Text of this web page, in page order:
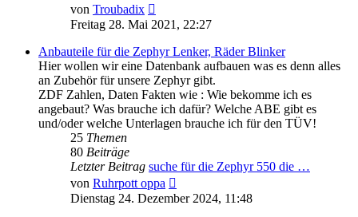
von Troubadix
Beitrag
Freitag 28. Mai 2021, 22:27
Anbauteile für die Zephyr Lenker, Räder Blinker
Hier wollen wir eine Datenbank aufbauen was es denn alles
an Zubehör für unsere Zephyr gibt.
ZDF Zahlen, Daten Fakten wie : Wie bekomme ich es
angebaut? Was brauche ich dafür? Welche ABE gibt es
und/oder welche Unterlagen brauche ich für den TÜV!
25 Themen
80 Beiträge
Letzter Beitrag suche für die Zephyr 550 die …
von Ruhrpott oppa
Beitrag
Dienstag 24. Dezember 2024, 11:48